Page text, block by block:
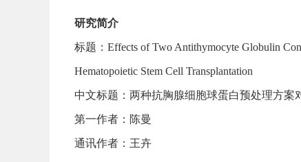
研究简介
标题：Effects of Two Antithymocyte Globulin
Hematopoietic Stem Cell Transplantation
中文标题：两种抗胸腺细胞球蛋白预处理方
第一作者：陈曼
通讯作者：王卉